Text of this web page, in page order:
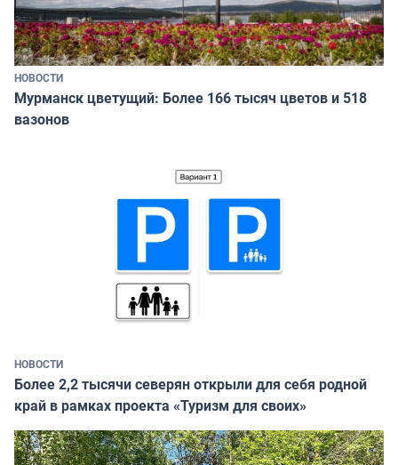
НОВОСТИ
Мурманск цветущий: Более 166 тысяч цветов и 518
вазонов
НОВОСТИ
Более 2,2 тысячи северян открыли для себя родной
край в рамках проекта «Туризм для своих»